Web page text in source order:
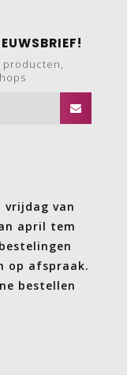
producten,
vrijdag van
april tem
op afspraak.
bestellen